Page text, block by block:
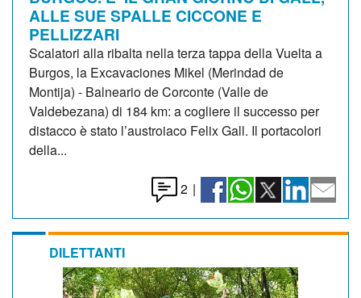
ALLE SUE SPALLE CICCONE E
PELLIZZARI
Scalatori alla ribalta nella terza tappa della Vuelta a
Burgos, la Excavaciones Mikel (Merindad de
Montija) - Balneario de Corconte (Valle de
Valdebezana) di 184 km: a cogliere il successo per
distacco è stato l’austroiaco Felix Gall. Il portacolori
della...
2 |
DILETTANTI